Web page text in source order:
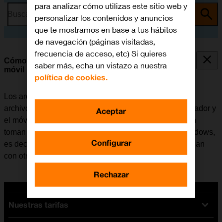
Busca por problema o tema
Cómo transferir archivos entre el ordenador y el
móvil
Los archivos como, por ejemplo, las fotografías o los
archivos de música se pueden transferir entre el ordenador y
el móvil. Tener en cuenta que los pasos a continuación
toman como punto de partida el sistema operativo Windows,
es decir, que estas instrucciones puede que no coincidan
con otros sistemas operativos.
Nuestras tarifas
para analizar cómo utilizas este sitio web y
personalizar los contenidos y anuncios
que te mostramos en base a tus hábitos
de navegación (páginas visitadas,
frecuencia de acceso, etc) Si quieres
saber más, echa un vistazo a nuestra
política de cookies.
Configurar
Rechazar
Aceptar